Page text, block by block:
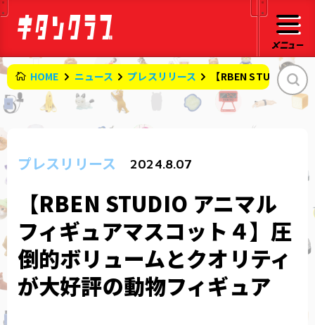
HOME ニュース プレスリリース 【RBEN STUDIO ア
プレスリリース 2024.8.07
【RBEN STUDIO アニマル
フィギュアマスコット４】圧
倒的ボリュームとクオリティ
が大好評の動物フィギュア